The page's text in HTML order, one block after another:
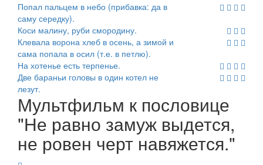
Попал пальцем в небо (прибавка: да в
саму середку).
Коси малину, руби смородину.
Клевала ворона хлеб в осень, а зимой и
сама попала в осил (т.е. в петлю).
На хотенье есть терпенье.
Две бараньи головы в один котел не
лезут.
Мультфильм к пословице
"Не равно замуж выдется,
не ровен черт навяжется."